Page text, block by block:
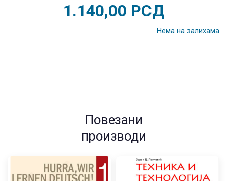
1.140,00 РСД
Нема на залихама
Повезани
производи